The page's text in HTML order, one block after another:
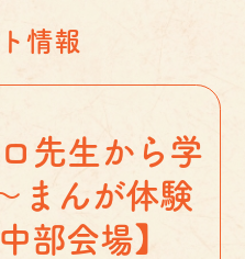
情報
先生から学
まんが体験
部会場】